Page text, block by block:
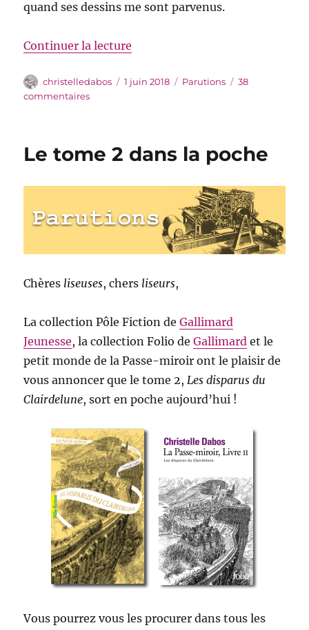
quand ses dessins me sont parvenus.
Continuer la lecture
Auteur
christelledabos
Publié
1 juin 2018 Catégories
Parutions
38
commentairessur
Le tome 2 dans la poche
Chères liseuses, chers liseurs,
La collection Pôle Fiction deGallimard
Jeunesse, la collection Folio deGallimard et le
petit monde de la Passe-miroir ont le plaisir de
vous annoncer que le tome 2, Les disparus du
Clairdelune, sort en poche aujourd’hui !
Vous pourrez vous les procurer dans tous les